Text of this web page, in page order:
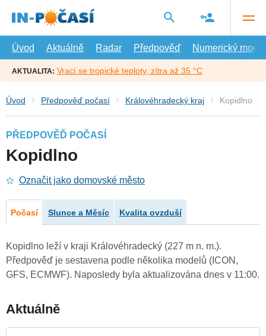
hlavní
Úvod
Aktuálně Radar Předpověď Numerický model
AKTUALITA: Vrací se tropické teploty, zítra až 35 °C
Úvod Předpověď počasí Královéhradecký kraj Kopidlno
PŘEDPOVĚĎ POČASÍ
Kopidlno
Označit jako domovské město
Počasí Slunce a Měsíc Kvalita ovzduší
Kopidlno leží v kraji Královéhradecký (227 m n. m.).
Předpověď je sestavena podle několika modelů (ICON,
GFS, ECMWF). Naposledy byla aktualizována dnes v 11:00.
Aktuálně